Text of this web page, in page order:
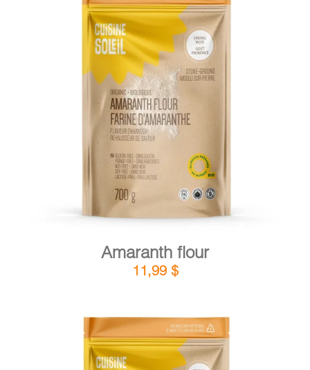
ADD TO CART / DETAILS
Amaranth flour
11,99 $